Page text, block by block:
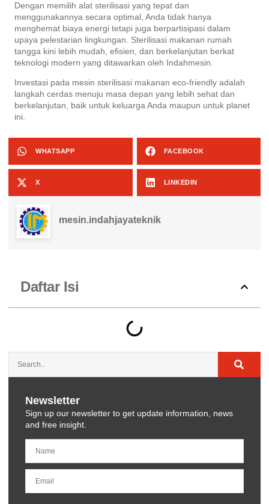
Dengan memilih alat sterilisasi yang tepat dan
menggunakannya secara optimal, Anda tidak hanya
menghemat biaya energi tetapi juga berpartisipasi dalam
upaya pelestarian lingkungan. Sterilisasi makanan rumah
tangga kini lebih mudah, efisien, dan berkelanjutan berkat
teknologi modern yang ditawarkan oleh Indahmesin.
Investasi pada mesin sterilisasi makanan eco-friendly adalah
langkah cerdas menuju masa depan yang lebih sehat dan
berkelanjutan, baik untuk keluarga Anda maupun untuk planet
ini.
WHATSAPP FACEBOOK
X LINKEDIN
mesin.indahjayateknik
Daftar Isi
Newsletter
Sign up our newsletter to get update information, news
and free insight.